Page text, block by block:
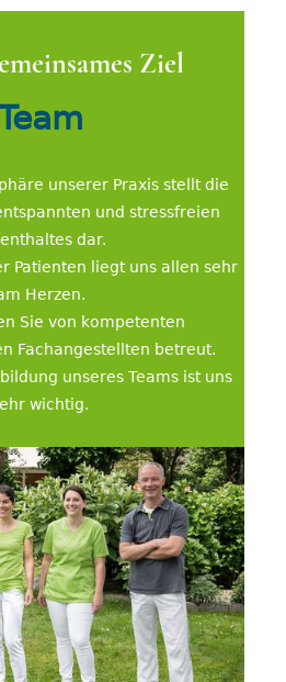
Ziel
unserer Praxis stellt die
und stressfreien
dar.
Patienten liegt uns allen sehr
Herzen.
Sie von kompetenten
Fachangestellten betreut.
unseres Teams ist uns
wichtig.